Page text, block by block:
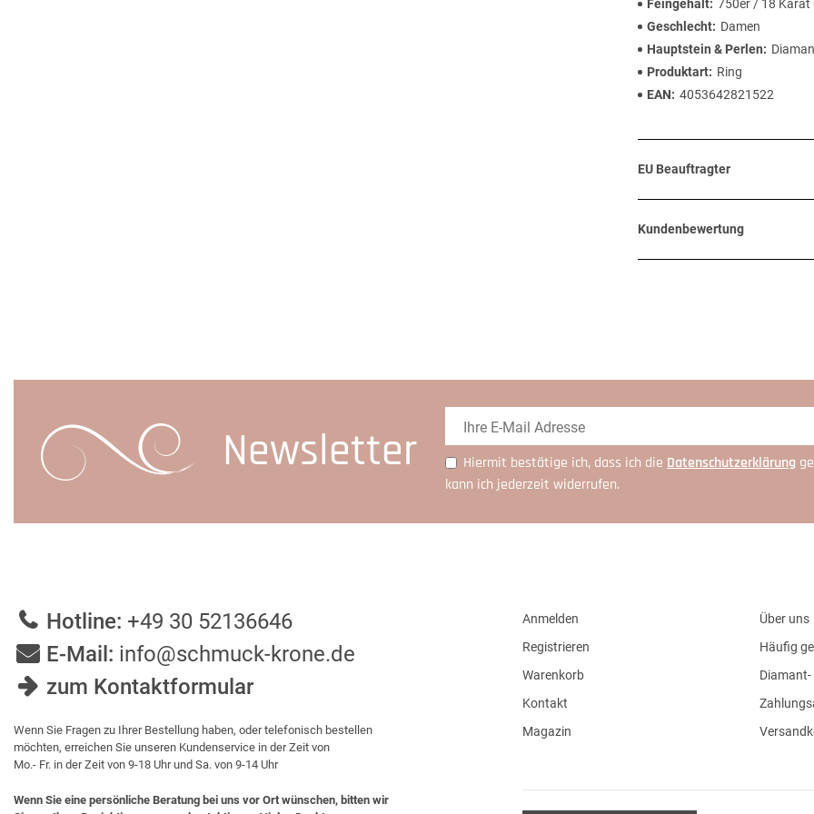
Feingehalt 750er / 18 Karat
Geschlecht
Damen
Hauptstein & Perlen
Produktart
Ring
EAN
4053642821522
EU Beauftragter
Kundenbewertung
Newsletter Hiermit bestätige ich, dass ich die Daten­schutz­erklärung
kann ich jederzeit widerrufen.
Hotline: +49 30 52136646
E-Mail: info@schmuck-krone.de
zum Kontaktformular
Wenn Sie Fragen zu Ihrer Bestellung haben, oder telefonisch bestellen
möchten, erreichen Sie unseren Kundenservice in der Zeit von
Mo.- Fr. in der Zeit von 9-18 Uhr und Sa. von 9-14 Uhr
Wenn Sie eine persönliche Beratung bei uns vor Ort wünschen, bitten wir
Anmelden
Registrieren
Warenkorb
Kontakt
Magazin
Über uns
Häufig